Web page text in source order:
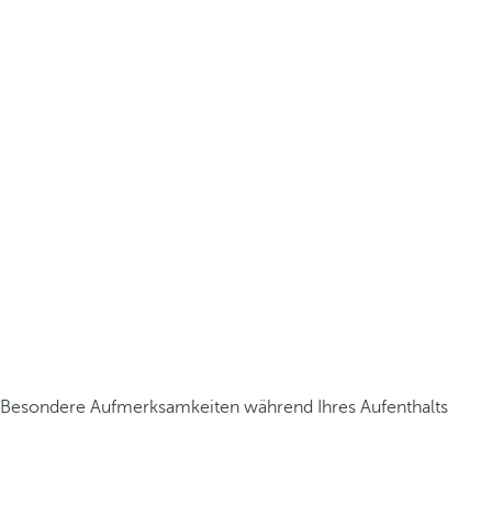
Besondere Aufmerksamkeiten während Ihres Aufenthalts